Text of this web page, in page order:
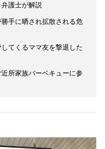
護士が解説
手に晒され拡散される危
てくるママ友を撃退した
所家族バーベキューに参